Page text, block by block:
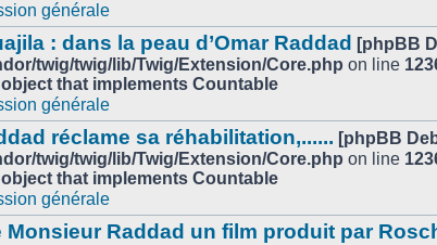
générale
: dans la peau d’Omar Raddad [phpBB
twig/twig/lib/Twig/Extension/Core.php on line
that implements Countable
générale
réclame sa réhabilitation,...... [phpBB
twig/twig/lib/Twig/Extension/Core.php on line
that implements Countable
générale
Monsieur Raddad un film produit par